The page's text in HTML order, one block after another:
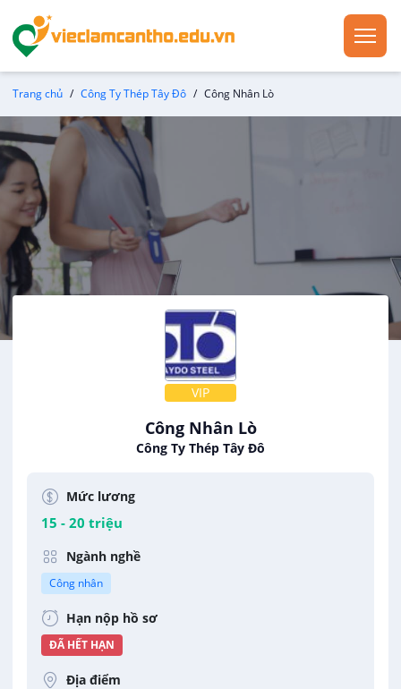
Trang chủ Công Ty Thép Tây Đô Công Nhân Lò
VIP
Công Nhân Lò
Công Ty Thép Tây Đô
Mức lương
15 - 20 triệu
Ngành nghề
Công nhân
Hạn nộp hồ sơ
ĐÃ HẾT HẠN
Địa điểm